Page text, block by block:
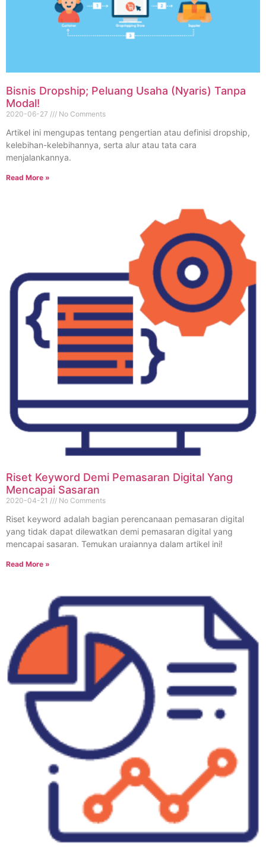
Bisnis Dropship; Peluang Usaha (Nyaris) Tanpa
Modal!
2020-06-27 No Comments
Artikel ini mengupas tentang pengertian atau definisi dropship,
kelebihan-kelebihannya, serta alur atau tata cara
menjalankannya.
Read More »
Riset Keyword Demi Pemasaran Digital Yang
Mencapai Sasaran
2020-04-21 No Comments
Riset keyword adalah bagian perencanaan pemasaran digital
yang tidak dapat dilewatkan demi pemasaran digital yang
mencapai sasaran. Temukan uraiannya dalam artikel ini!
Read More »